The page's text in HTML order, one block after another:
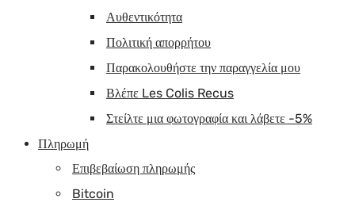
Αυθεντικότητα
Πολιτική απορρήτου
Παρακολουθήστε την παραγγελία μου
Βλέπε Les Colis Recus
Στείλτε μια φωτογραφία και λάβετε -5%
Πληρωμή
Επιβεβαίωση πληρωμής
Bitcoin